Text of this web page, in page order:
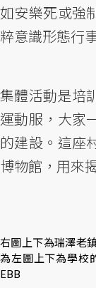
如安樂死或強
粹意識形態行
集體活動是培
運動服，大家
的建設。這座
博物館，用來
右圖上下為瑞澤老
為左圖上下為學校
EBB